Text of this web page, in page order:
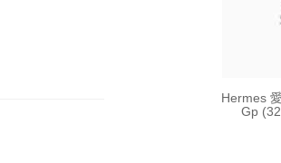
Hermes
Gp